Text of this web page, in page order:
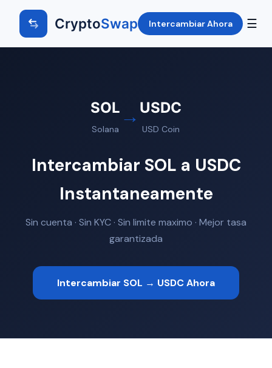
CryptoSwap Intercambiar Ahora ☰
SOL
Solana
→ USDC
USD Coin
Intercambiar SOL a USDC
Instantaneamente
Sin cuenta · Sin KYC · Sin limite maximo · Mejor tasa
garantizada
Intercambiar SOL → USDC Ahora